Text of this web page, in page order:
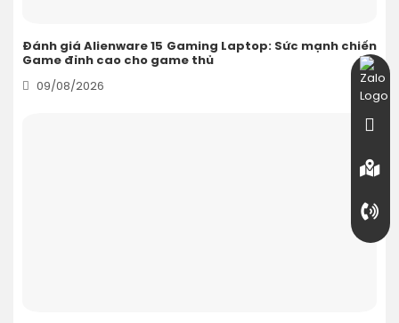
Đánh giá Alienware 15 Gaming Laptop: Sức mạnh chiến
Game đỉnh cao cho game thủ
09/08/2026